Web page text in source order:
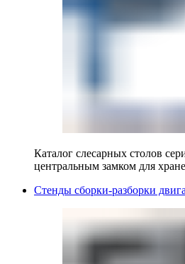
Каталог слесарных столов
центральным замком для
Стенды сборки-разборки